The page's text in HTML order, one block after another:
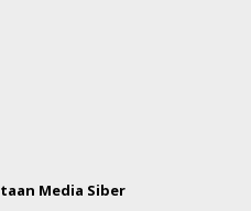
Media Siber